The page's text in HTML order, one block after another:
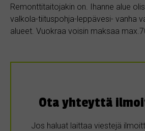
Remonttitaitojakin on. Ihanne alue
valkola-tiituspohja-leppävesi- vanha
alueet. Vuokraa voisin maksaa
Ota yhteyttä
Jos haluat laittaa viestejä